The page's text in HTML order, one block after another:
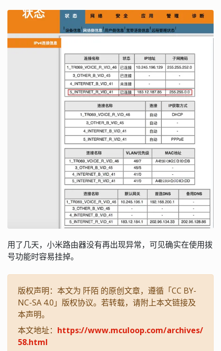
用了几天，小米路由器没有再出现异常，可见确实在使用拨
号功能时容易挂掉。
版权声明：本文为 阡陌 的原创文章，遵循「CC BY-
NC-SA 4.0」版权协议。若转载，请附上本文链接及
本声明。
本文地址： https://www.mculoop.com/archives/
58.html